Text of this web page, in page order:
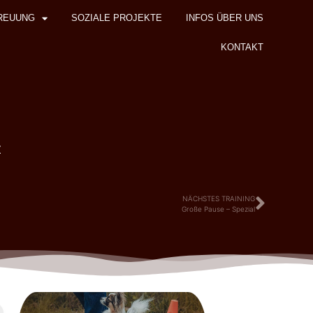
SOZIALE PROJEKTE INFOS ÜBER UNS
KONTAKT
NÄCHSTES TRAINING
Große Pause – Spezial